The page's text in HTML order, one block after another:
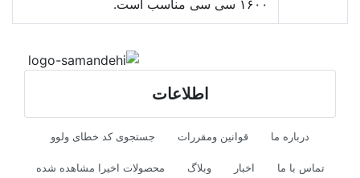
۱۶۰۰ سی سی مناسب است.
اطلاعات
درباره ما قوانین ومقررات جستجوی کد خطای ولوو
تماس با ما اخبار وبلاگ محصولات اخیرا مشاهده شده